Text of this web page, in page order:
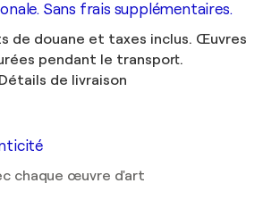
Sans frais supplémentaires.
de douane et taxes inclus. Œuvres
pendant le transport.
Détails de livraison
chaque œuvre d'art